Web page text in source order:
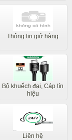
Thông tin giở hàng
Bộ khuếch đại, Cáp tín
hiệu
Liên hệ